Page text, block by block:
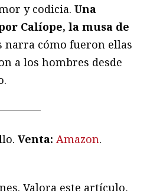
y codicia. Una
Calíope, la musa de
narra cómo fueron ellas
a los hombres desde
Venta: Amazon.
Valora este artículo,